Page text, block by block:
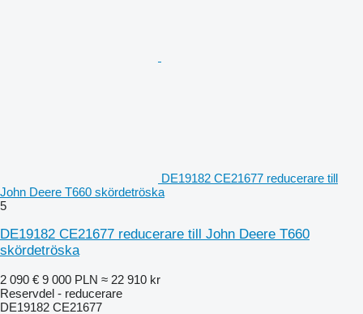
DE19182 CE21677 reducerare till
John Deere T660 skördetröska
5
DE19182 CE21677 reducerare till John Deere T660
skördetröska
2 090 € 9 000 PLN ≈ 22 910 kr
Reservdel - reducerare
DE19182 CE21677